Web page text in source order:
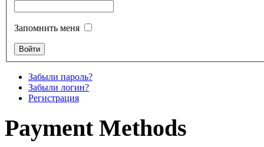
Snake Didgeridoo
designed
€790.00
€711.00
Вы экономите: €79.00
Запомнить меня
Забыли пароль?
Забыли логин?
Регистрация
PaymentMethods